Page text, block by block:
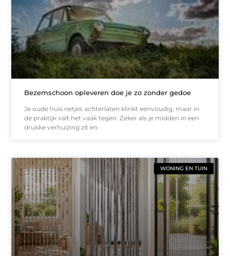
Bezemschoon opleveren doe je zo zonder gedoe
Je oude huis netjes achterlaten klinkt eenvoudig, maar in
de praktijk valt het vaak tegen. Zeker als je midden in een
drukke verhuizing zit en
WONING EN TUIN